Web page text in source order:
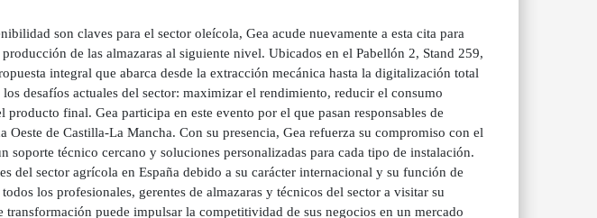
son claves para el sector oleícola, Gea acude nuevamente a esta cita para
de las almazaras al siguiente nivel. Ubicados en el Pabellón 2, Stand 259,
integral que abarca desde la extracción mecánica hasta la digitalización total
desafíos actuales del sector: maximizar el rendimiento, reducir el consumo
final. Gea participa en este evento por el que pasan responsables de
Oeste de Castilla-La Mancha. Con su presencia, Gea refuerza su compromiso con el
soporte técnico cercano y soluciones personalizadas para cada tipo de instalación.
del sector agrícola en España debido a su carácter internacional y su función de
los profesionales, gerentes de almazaras y técnicos del sector a visitar su
puede impulsar la competitividad de sus negocios en un mercado